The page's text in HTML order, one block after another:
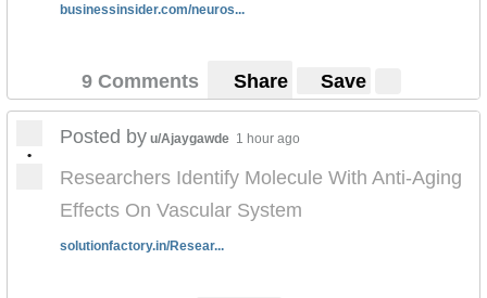
businessinsider.com/neuros...
9 Comments Share Save
•
Posted by u/Ajaygawde 1 hour ago
Researchers Identify Molecule With Anti-Aging
Effects On Vascular System
solutionfactory.in/Resear...